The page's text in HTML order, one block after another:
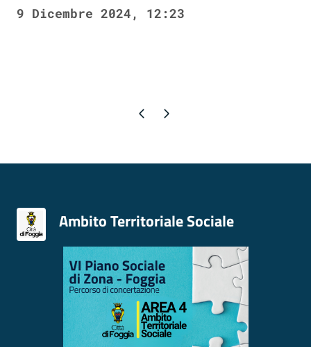
9 Dicembre 2024, 12:23
Pagina precedente
Pagina successiva
Ambito Territoriale Sociale